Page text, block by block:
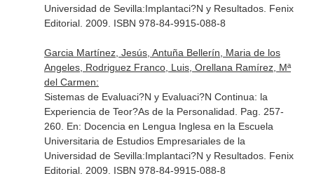
Universidad de Sevilla:Implantaci?N y Resultados. Fenix
Editorial. 2009. ISBN 978-84-9915-088-8
Garcia Martínez, Jesús, Antuña Bellerín, Maria de los
Angeles, Rodriguez Franco, Luis, Orellana Ramírez, Mª
del Carmen:
Sistemas de Evaluaci?N y Evaluaci?N Continua: la
Experiencia de Teor?As de la Personalidad. Pag. 257-
260. En: Docencia en Lengua Inglesa en la Escuela
Universitaria de Estudios Empresariales de la
Universidad de Sevilla:Implantaci?N y Resultados. Fenix
Editorial. 2009. ISBN 978-84-9915-088-8